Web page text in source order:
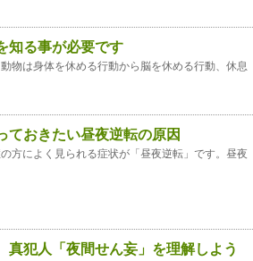
知る事が必要です
物は身体を休める行動から脳を休める行動、休息
ておきたい昼夜逆転の原因
によく見られる症状が「昼夜逆転」です。昼夜
犯人「夜間せん妄」を理解しよう